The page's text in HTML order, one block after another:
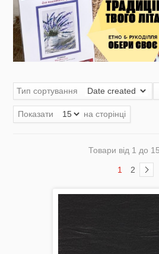
Нова колекція -
КРАЇНА / Вишиванки
Акція
Заготовки для
Готовий одяг /
Тип сортування
Показати на сторінці
Товари від 1 до
1 2